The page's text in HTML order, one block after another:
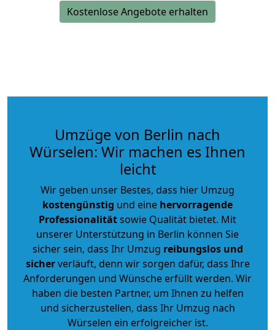
Kostenlose Angebote erhalten
Umzüge von Berlin nach
Würselen: Wir machen es Ihnen
leicht
Wir geben unser Bestes, dass hier Umzug
kostengünstig und eine hervorragende
Professionalitätsowie Qualität bietet. Mit
unserer Unterstützung in Berlin können Sie
sicher sein, dass Ihr Umzug reibungslos und
sicherverläuft, denn wir sorgen dafür, dass Ihre
Anforderungen und Wünsche erfüllt werden. Wir
haben die besten Partner, um Ihnen zu helfen
und sicherzustellen, dass Ihr Umzug nach
Würselen ein erfolgreicher ist.